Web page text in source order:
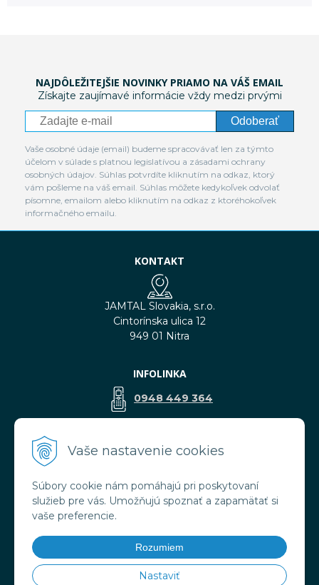
Vaše nastavenie cookies
Súbory cookie nám pomáhajú pri poskytovaní
služieb pre vás. Umožňujú spoznať a zapamätať si
vaše preferencie.
Rozumiem
Nastaviť
NAJDÔLEŽITEJŠIE NOVINKY PRIAMO NA VÁŠ EMAIL
Získajte zaujímavé informácie vždy medzi prvými
Odoberať
Vaše osobné údaje (email) budeme spracovávať len za týmto
účelom v súlade s platnou legislatívou a zásadami ochrany
osobných údajov. Súhlas potvrdíte kliknutím na odkaz, ktorý
vám pošleme na váš email. Súhlas môžete kedykoľvek odvolať
písomne, emailom alebo kliknutím na odkaz z ktoréhokoľvek
informačného emailu.
KONTAKT
JAMTAL Slovakia, s.r.o.
Cintorínska ulica 12
949 01 Nitra
INFOLINKA
0948 449 364
VŠETKO O NÁKUPE
Obchodné podmienky
Doprava a platba
Ochrana osobných údajov